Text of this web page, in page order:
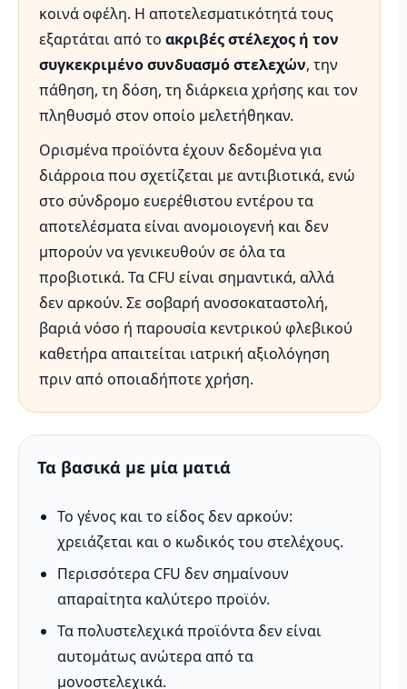
κοινά οφέλη. Η αποτελεσματικότητά τους
εξαρτάται από το ακριβές στέλεχος ή τον
συγκεκριμένο συνδυασμό στελεχών, την
πάθηση, τη δόση, τη διάρκεια χρήσης και τον
πληθυσμό στον οποίο μελετήθηκαν.
Ορισμένα προϊόντα έχουν δεδομένα για
διάρροια που σχετίζεται με αντιβιοτικά, ενώ
στο σύνδρομο ευερέθιστου εντέρου τα
αποτελέσματα είναι ανομοιογενή και δεν
μπορούν να γενικευθούν σε όλα τα
προβιοτικά. Τα CFU είναι σημαντικά, αλλά
δεν αρκούν. Σε σοβαρή ανοσοκαταστολή,
βαριά νόσο ή παρουσία κεντρικού φλεβικού
καθετήρα απαιτείται ιατρική αξιολόγηση
πριν από οποιαδήποτε χρήση.
Τα βασικά με μία ματιά
Το γένος και το είδος δεν αρκούν:
χρειάζεται και ο κωδικός του στελέχους.
Περισσότερα CFU δεν σημαίνουν
απαραίτητα καλύτερο προϊόν.
Τα πολυστελεχικά προϊόντα δεν είναι
αυτομάτως ανώτερα από τα
μονοστελεχικά.